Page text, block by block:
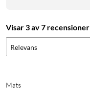
Visar 3 av 7 recensioner
Relevans
Mats